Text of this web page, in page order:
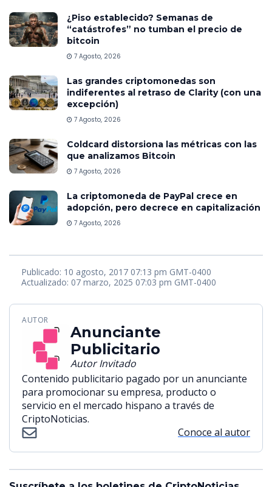
¿Piso establecido? Semanas de
“catástrofes” no tumban el precio de
bitcoin
7 Agosto, 2026
Las grandes criptomonedas son
indiferentes al retraso de Clarity (con una
excepción)
7 Agosto, 2026
Coldcard distorsiona las métricas con las
que analizamos Bitcoin
7 Agosto, 2026
La criptomoneda de PayPal crece en
adopción, pero decrece en capitalización
7 Agosto, 2026
Publicado: 10 agosto, 2017 07:13 pm GMT-0400
Actualizado: 07 marzo, 2025 07:03 pm GMT-0400
AUTOR
Anunciante
Publicitario
Autor Invitado
Contenido publicitario pagado por un anunciante
para promocionar su empresa, producto o
servicio en el mercado hispano a través de
CriptoNoticias.
Conoce al autor